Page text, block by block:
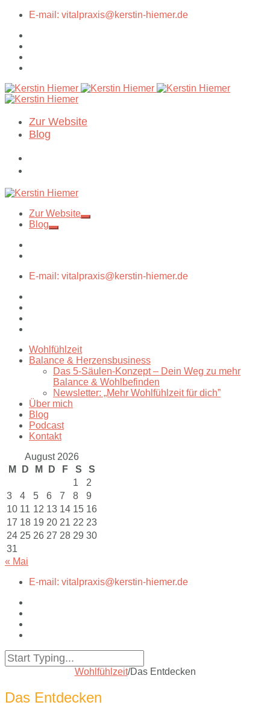
E-mail: vitalpraxis@kerstin-hiemer.de
Zur Website
Blog
Zur Website
Blog
E-mail: vitalpraxis@kerstin-hiemer.de
Wohlfühlzeit
Balance & Herzensbusiness
Das 5-Säulen-Konzept – Dein Weg zu mehr
Balance & Wohlbefinden
Newsletter: „Mehr Wohlfühlzeit für dich”
Über mich
Blog
Podcast
Kontakt
August 2026
M
D M D F S
S
1
2
3
4 5 6 7 8
9
10 11 12 13 14 15 16
17 18 19 20 21 22 23
24 25 26 27 28 29 30
31
« Mai
E-mail: vitalpraxis@kerstin-hiemer.de
Wohlfühlzeit/Das Entdecken
Das Entdecken